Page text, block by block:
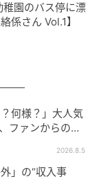
園のバス停に漂
係さん Vol.1】
何様？」大人気
ファンからの
2026.8.5
」の“収入事